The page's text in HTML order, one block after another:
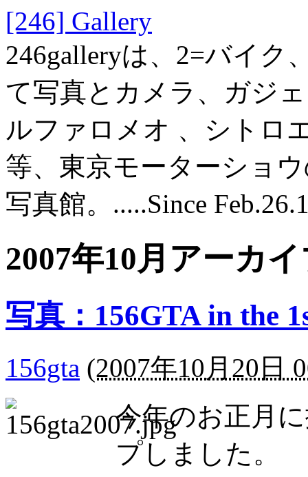
[246] Gallery
246galleryは、2=バイク
て写真とカメラ、ガジ
ルファロメオ 、シトロ
等、東京モーターショ
写真館。.....Since
2007年10月アーカ
写真：156GTA in the
156gta (2007年10月20日
今年のお正月
プしました。